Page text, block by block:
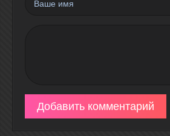
Добавить комментарий